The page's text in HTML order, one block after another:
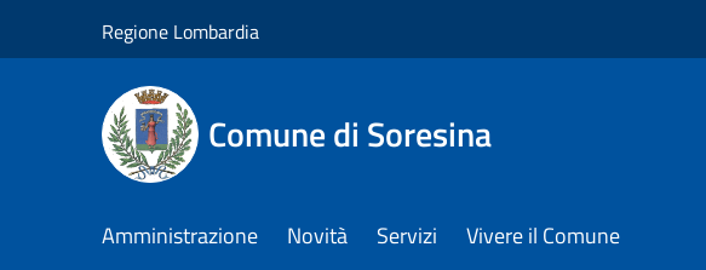
Regione Lombardia
Comune di Soresina
Amministrazione Novità Servizi Vivere il Comune